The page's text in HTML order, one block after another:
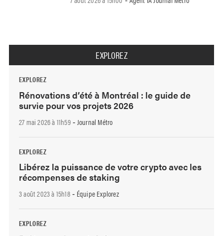
EXPLOREZ
EXPLOREZ
Rénovations d’été à Montréal : le guide de
survie pour vos projets 2026
27 mai 2026 à 11h59- Journal Métro
EXPLOREZ
Libérez la puissance de votre crypto avec les
récompenses de staking
3 août 2023 à 15h18- Équipe Explorez
EXPLOREZ